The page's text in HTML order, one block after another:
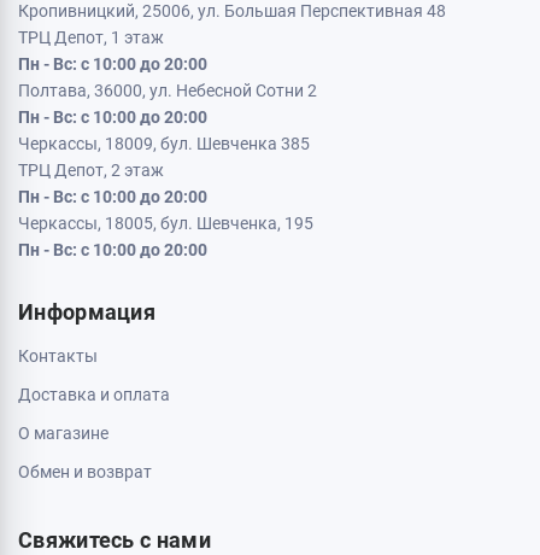
Кропивницкий, 25006, ул. Большая Перспективная 48
ТРЦ Депот, 1 этаж
Пн - Вс: с 10:00 до 20:00
Полтава, 36000, ул. Небесной Сотни 2
Пн - Вс: с 10:00 до 20:00
Черкассы, 18009, бул. Шевченка 385
ТРЦ Депот, 2 этаж
Пн - Вс: с 10:00 до 20:00
Черкассы, 18005, бул. Шевченка, 195
Пн - Вс: с 10:00 до 20:00
Информация
Контакты
Доставка и оплата
О магазине
Обмен и возврат
Свяжитесь с нами